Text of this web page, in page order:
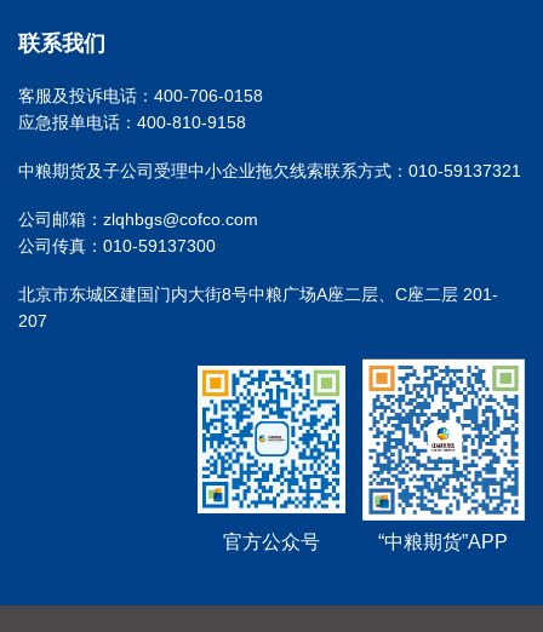
联系我们
客服及投诉电话：400-706-0158
应急报单电话：400-810-9158
中粮期货及子公司受理中小企业拖欠线索联系方式：010-59137321
公司邮箱：zlqhbgs@cofco.com
公司传真：010-59137300
北京市东城区建国门内大街8号中粮广场A座二层、C座二层 201-
207
官方公众号 “中粮期货”APP